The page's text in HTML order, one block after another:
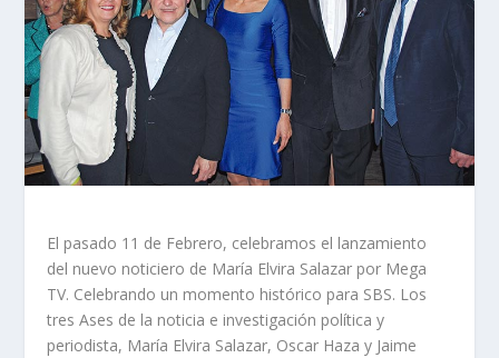
El pasado 11 de Febrero, celebramos el lanzamiento
del nuevo noticiero de María Elvira Salazar por Mega
TV. Celebrando un momento histórico para SBS. Los
tres Ases de la noticia e investigación política y
periodista, María Elvira Salazar, Oscar Haza y Jaime